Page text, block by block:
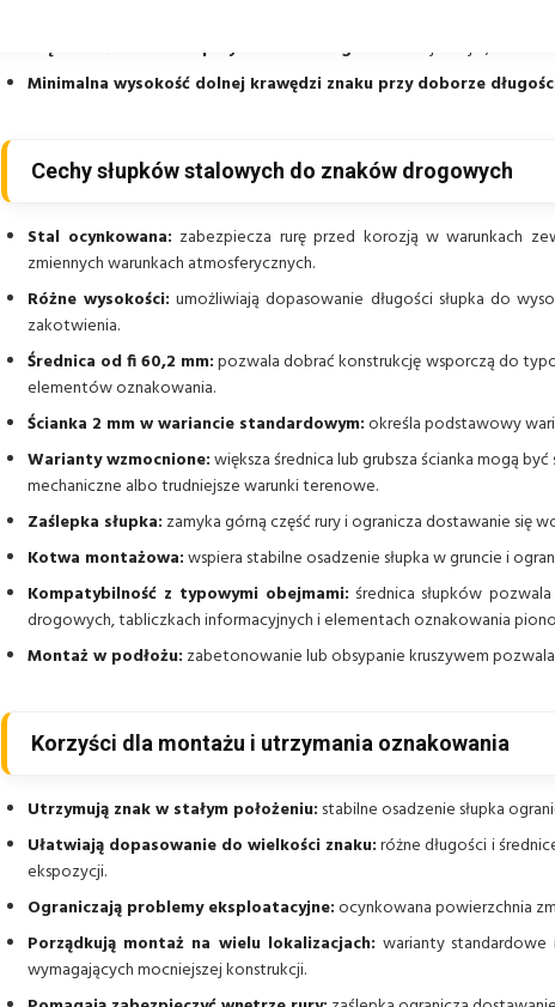
Głębokość osadzenia przy doborze długości:
co najmniej 0,7 m.
Minimalna wysokość dolnej krawędzi znaku przy doborze
Cechy słupków stalowych do znaków drogowych
Stal ocynkowana: zabezpiecza rurę przed korozją w warunkach
zmiennych warunkach atmosferycznych.
Różne wysokości: umożliwiają dopasowanie długości słupka do
zakotwienia.
Średnica od fi 60,2 mm:pozwala dobrać konstrukcję wsporczą do
elementów oznakowania.
Ścianka 2 mm w wariancie standardowym:określa podstawowy
Warianty wzmocnione:większa średnica lub grubsza ścianka mogą
mechaniczne albo trudniejsze warunki terenowe.
Zaślepka słupka: zamyka górną część rury i ogranicza dostawanie się
Kotwa montażowa:wspiera stabilne osadzenie słupka w gruncie i
Kompatybilność z typowymi obejmami: średnica słupków
drogowych, tabliczkach informacyjnych i elementach oznakowania
Montaż w podłożu: zabetonowanie lub obsypanie kruszywem
Korzyści dla montażu i utrzymania oznakowania
Utrzymują znak w stałym położeniu: stabilne osadzenie słupka
Ułatwiają dopasowanie do wielkości znaku:różne długości i
ekspozycji.
Ograniczają problemy eksploatacyjne:ocynkowana powierzchnia
Porządkują montaż na wielu lokalizacjach: warianty
wymagających mocniejszej konstrukcji.